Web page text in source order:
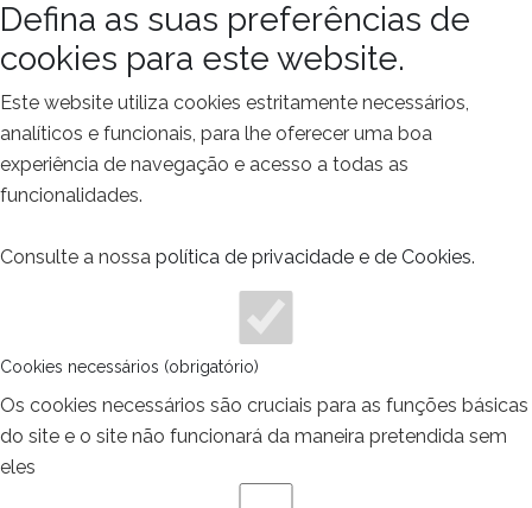
Defina as suas preferências de
cookies para este website.
Este website utiliza cookies estritamente necessários,
analíticos e funcionais, para lhe oferecer uma boa
experiência de navegação e acesso a todas as
funcionalidades.
Consulte a nossa política de privacidade e de Cookies.
Cookies necessários (obrigatório)
Os cookies necessários são cruciais para as funções básicas
do site e o site não funcionará da maneira pretendida sem
eles